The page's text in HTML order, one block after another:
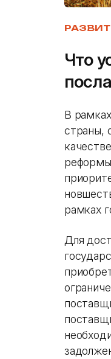
Что
В
страны,
рамках
Для